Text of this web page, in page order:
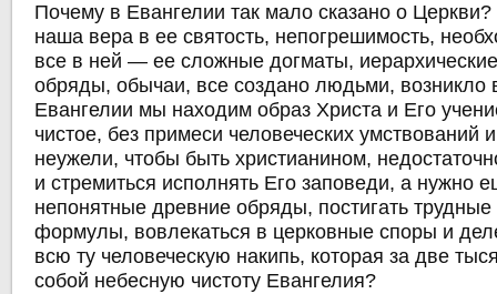
Почему в Евангелии так мало сказано о
наша вера в ее святость, непогрешимость,
все в ней — ее сложные догматы,
обряды, обычаи, все создано людьми, возникло
Евангелии мы находим образ Христа и Его
чистое, без примеси человеческих умствований
неужели, чтобы быть христианином,
и стремиться исполнять Его заповеди, а нужно
непонятные древние обряды, постигать трудные
формулы, вовлекаться в церковные споры и
всю ту человеческую накипь, которая за две
собой небесную чистоту Евангелия?